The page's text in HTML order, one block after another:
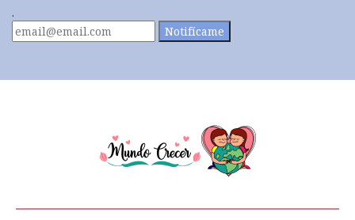
.
Notifícame